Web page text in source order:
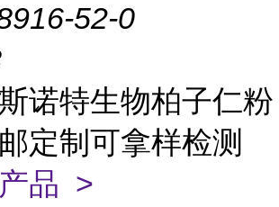
52-0
诺特生物柏子仁粉
定制可拿样检测
品 >